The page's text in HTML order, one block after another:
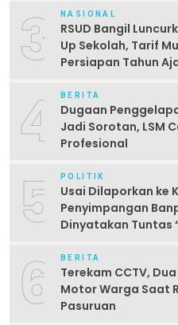
3 NASIONAL
RSUD Bangil
Up Sekolah, Tarif
Persiapan Tahun
4 BERITA
Dugaan
Jadi Sorotan, LSM
Profesional
5 POLITIK
Usai Dilaporkan ke
Penyimpangan
Dinyatakan Tuntas
6 BERITA
Terekam CCTV,
Motor Warga Saat
Pasuruan